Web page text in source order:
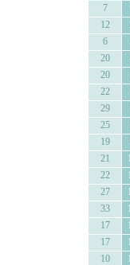
7
12
6
20
20
22
29
25
19
21
22
27
33
17
17
10